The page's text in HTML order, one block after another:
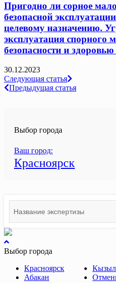
Пригодно ли сорное
безопасной
целевому назначению.
эксплуатация спорного
безопасности и
30.12.2023
Навигация
по
Следующая статья
Предыдущая статья
Выбор города
Ваш город:
Красноярск
for:
вернуться
к
Выбор города
Красноярск
Абакан
Кызыл